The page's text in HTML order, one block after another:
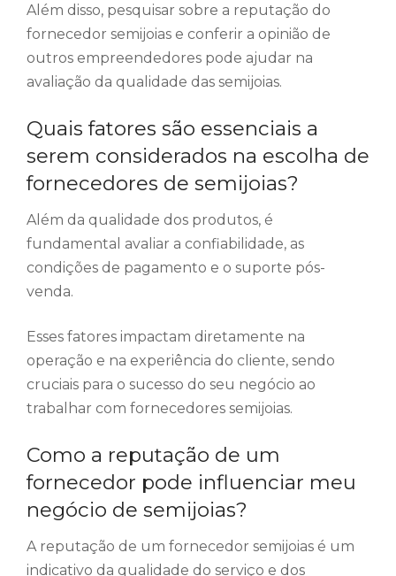
Além disso, pesquisar sobre a reputação do
fornecedor semijoias e conferir a opinião de
outros empreendedores pode ajudar na
avaliação da qualidade das semijoias.
Quais fatores são essenciais a
serem considerados na escolha de
fornecedores de semijoias?
Além da qualidade dos produtos, é
fundamental avaliar a confiabilidade, as
condições de pagamento e o suporte pós-
venda.
Esses fatores impactam diretamente na
operação e na experiência do cliente, sendo
cruciais para o sucesso do seu negócio ao
trabalhar com fornecedores semijoias.
Como a reputação de um
fornecedor pode influenciar meu
negócio de semijoias?
A reputação de um fornecedor semijoias é um
indicativo da qualidade do serviço e dos